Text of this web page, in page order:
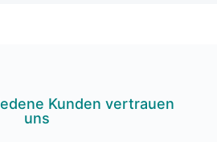
Kun­den ver­trau­en
uns